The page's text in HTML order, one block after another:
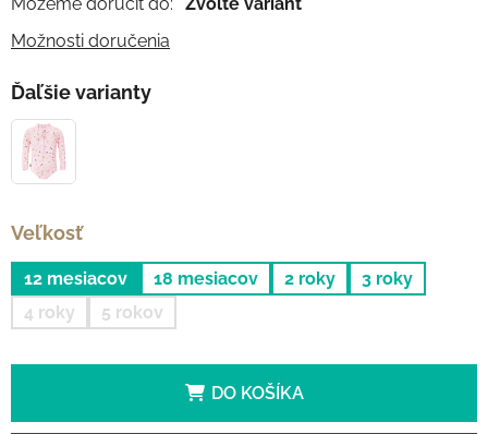
Možnosti doručenia
Ďaľšie varianty
Veľkosť
12 mesiacov 18 mesiacov 2 roky
3 roky
4 roky
5 rokov
DO KOŠÍKA